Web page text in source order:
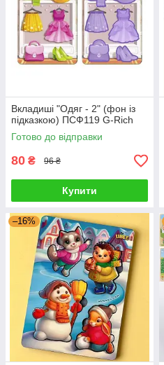
Вкладиші "Одяг - 2" (фон із
підказкою) ПСФ119 G-Rich
Готово до відправки
80 ₴ 96 ₴
Купити
–16%